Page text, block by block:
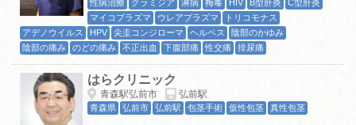
性病治療
クラミジア 淋病 梅毒 HIV B型肝炎
C型肝炎
マイコプラズマ
ウレアプラズマ
トリコモナス
アデノウイルス
HPV 尖圭コンジローマ ヘルペス
陰部のかゆみ
陰部の痛み
のどの痛み 不正出血 下腹部痛 性交痛 排尿痛
はらクリニック
青森駅弘前市 弘前駅
青森県 弘前市 弘前駅 包茎手術 仮性包茎 真性包茎